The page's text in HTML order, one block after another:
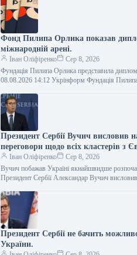
Фонд Пилипа Орлика показав
міжнародній арені.
Іван Оліфіренко
Сер 8, 2026
Фундація Пилипа Орлика представила
08.08.2026 14:12 Укрінформ Фундація
Президент Сербії Вучич висловив
переговори щодо всіх кластерів з
Іван Оліфіренко
Сер 8, 2026
Вучич побажав Україні якнайшвидше
Президент Сербії Александар Вучич
Президент Сербії не бачить
України.